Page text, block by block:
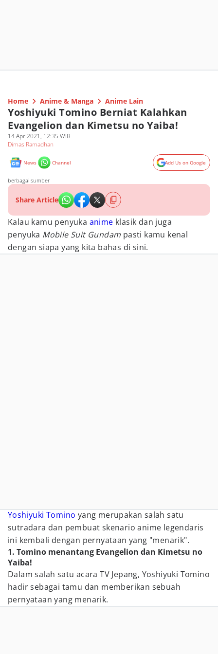
Home Anime & Manga Anime Lain
Yoshiyuki Tomino Berniat Kalahkan
Evangelion dan Kimetsu no Yaiba!
14 Apr 2021, 12:35 WIB
Dimas Ramadhan
News Channel Add Us on Google
berbagai sumber
Share Article
Kalau kamu penyuka anime klasik dan juga
penyuka Mobile Suit Gundam pasti kamu kenal
dengan siapa yang kita bahas di sini.
Yoshiyuki Tomino yang merupakan salah satu
sutradara dan pembuat skenario anime legendaris
ini kembali dengan pernyataan yang "menarik".
1. Tomino menantang Evangelion dan Kimetsu no
Yaiba!
Dalam salah satu acara TV Jepang, Yoshiyuki Tomino
hadir sebagai tamu dan memberikan sebuah
pernyataan yang menarik.